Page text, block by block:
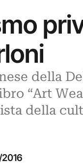
della
“Art
della
2016